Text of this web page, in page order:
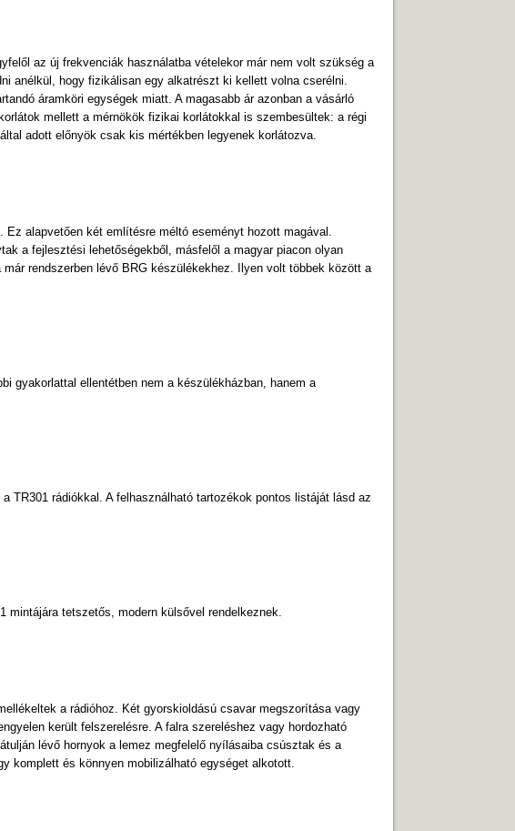
az új frekvenciák használatba vételekor már nem volt szükség a
anélkül, hogy fizikálisan egy alkatrészt ki kellett volna cserélni.
áramköri egységek miatt. A magasabb ár azonban a vásárló
mellett a mérnökök fizikai korlátokkal is szembesültek: a régi
adott előnyök csak kis mértékben legyenek korlátozva.
alapvetően két említésre méltó eseményt hozott magával.
a fejlesztési lehetőségekből, másfelől a magyar piacon olyan
rendszerben lévő BRG készülékekhez. Ilyen volt többek között a
gyakorlattal ellentétben nem a készülékházban, hanem a
TR301 rádiókkal. A felhasználható tartozékok pontos listáját lásd az
tetszetős, modern külsővel rendelkeznek.
a rádióhoz. Két gyorskioldású csavar megszorí­tása vagy
került felszerelésre. A falra szereléshez vagy hordozható
lévő hornyok a lemez megfelelő nyí­lásaiba csúsztak és a
komplett és könnyen mobilizálható egységet alkotott.